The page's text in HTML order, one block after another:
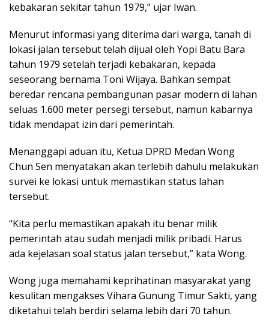
kebakaran sekitar tahun 1979,” ujar Iwan.
Menurut informasi yang diterima dari warga, tanah di
lokasi jalan tersebut telah dijual oleh Yopi Batu Bara
tahun 1979 setelah terjadi kebakaran, kepada
seseorang bernama Toni Wijaya. Bahkan sempat
beredar rencana pembangunan pasar modern di lahan
seluas 1.600 meter persegi tersebut, namun kabarnya
tidak mendapat izin dari pemerintah.
Menanggapi aduan itu, Ketua DPRD Medan Wong
Chun Sen menyatakan akan terlebih dahulu melakukan
survei ke lokasi untuk memastikan status lahan
tersebut.
“Kita perlu memastikan apakah itu benar milik
pemerintah atau sudah menjadi milik pribadi. Harus
ada kejelasan soal status jalan tersebut,” kata Wong.
Wong juga memahami keprihatinan masyarakat yang
kesulitan mengakses Vihara Gunung Timur Sakti, yang
diketahui telah berdiri selama lebih dari 70 tahun.